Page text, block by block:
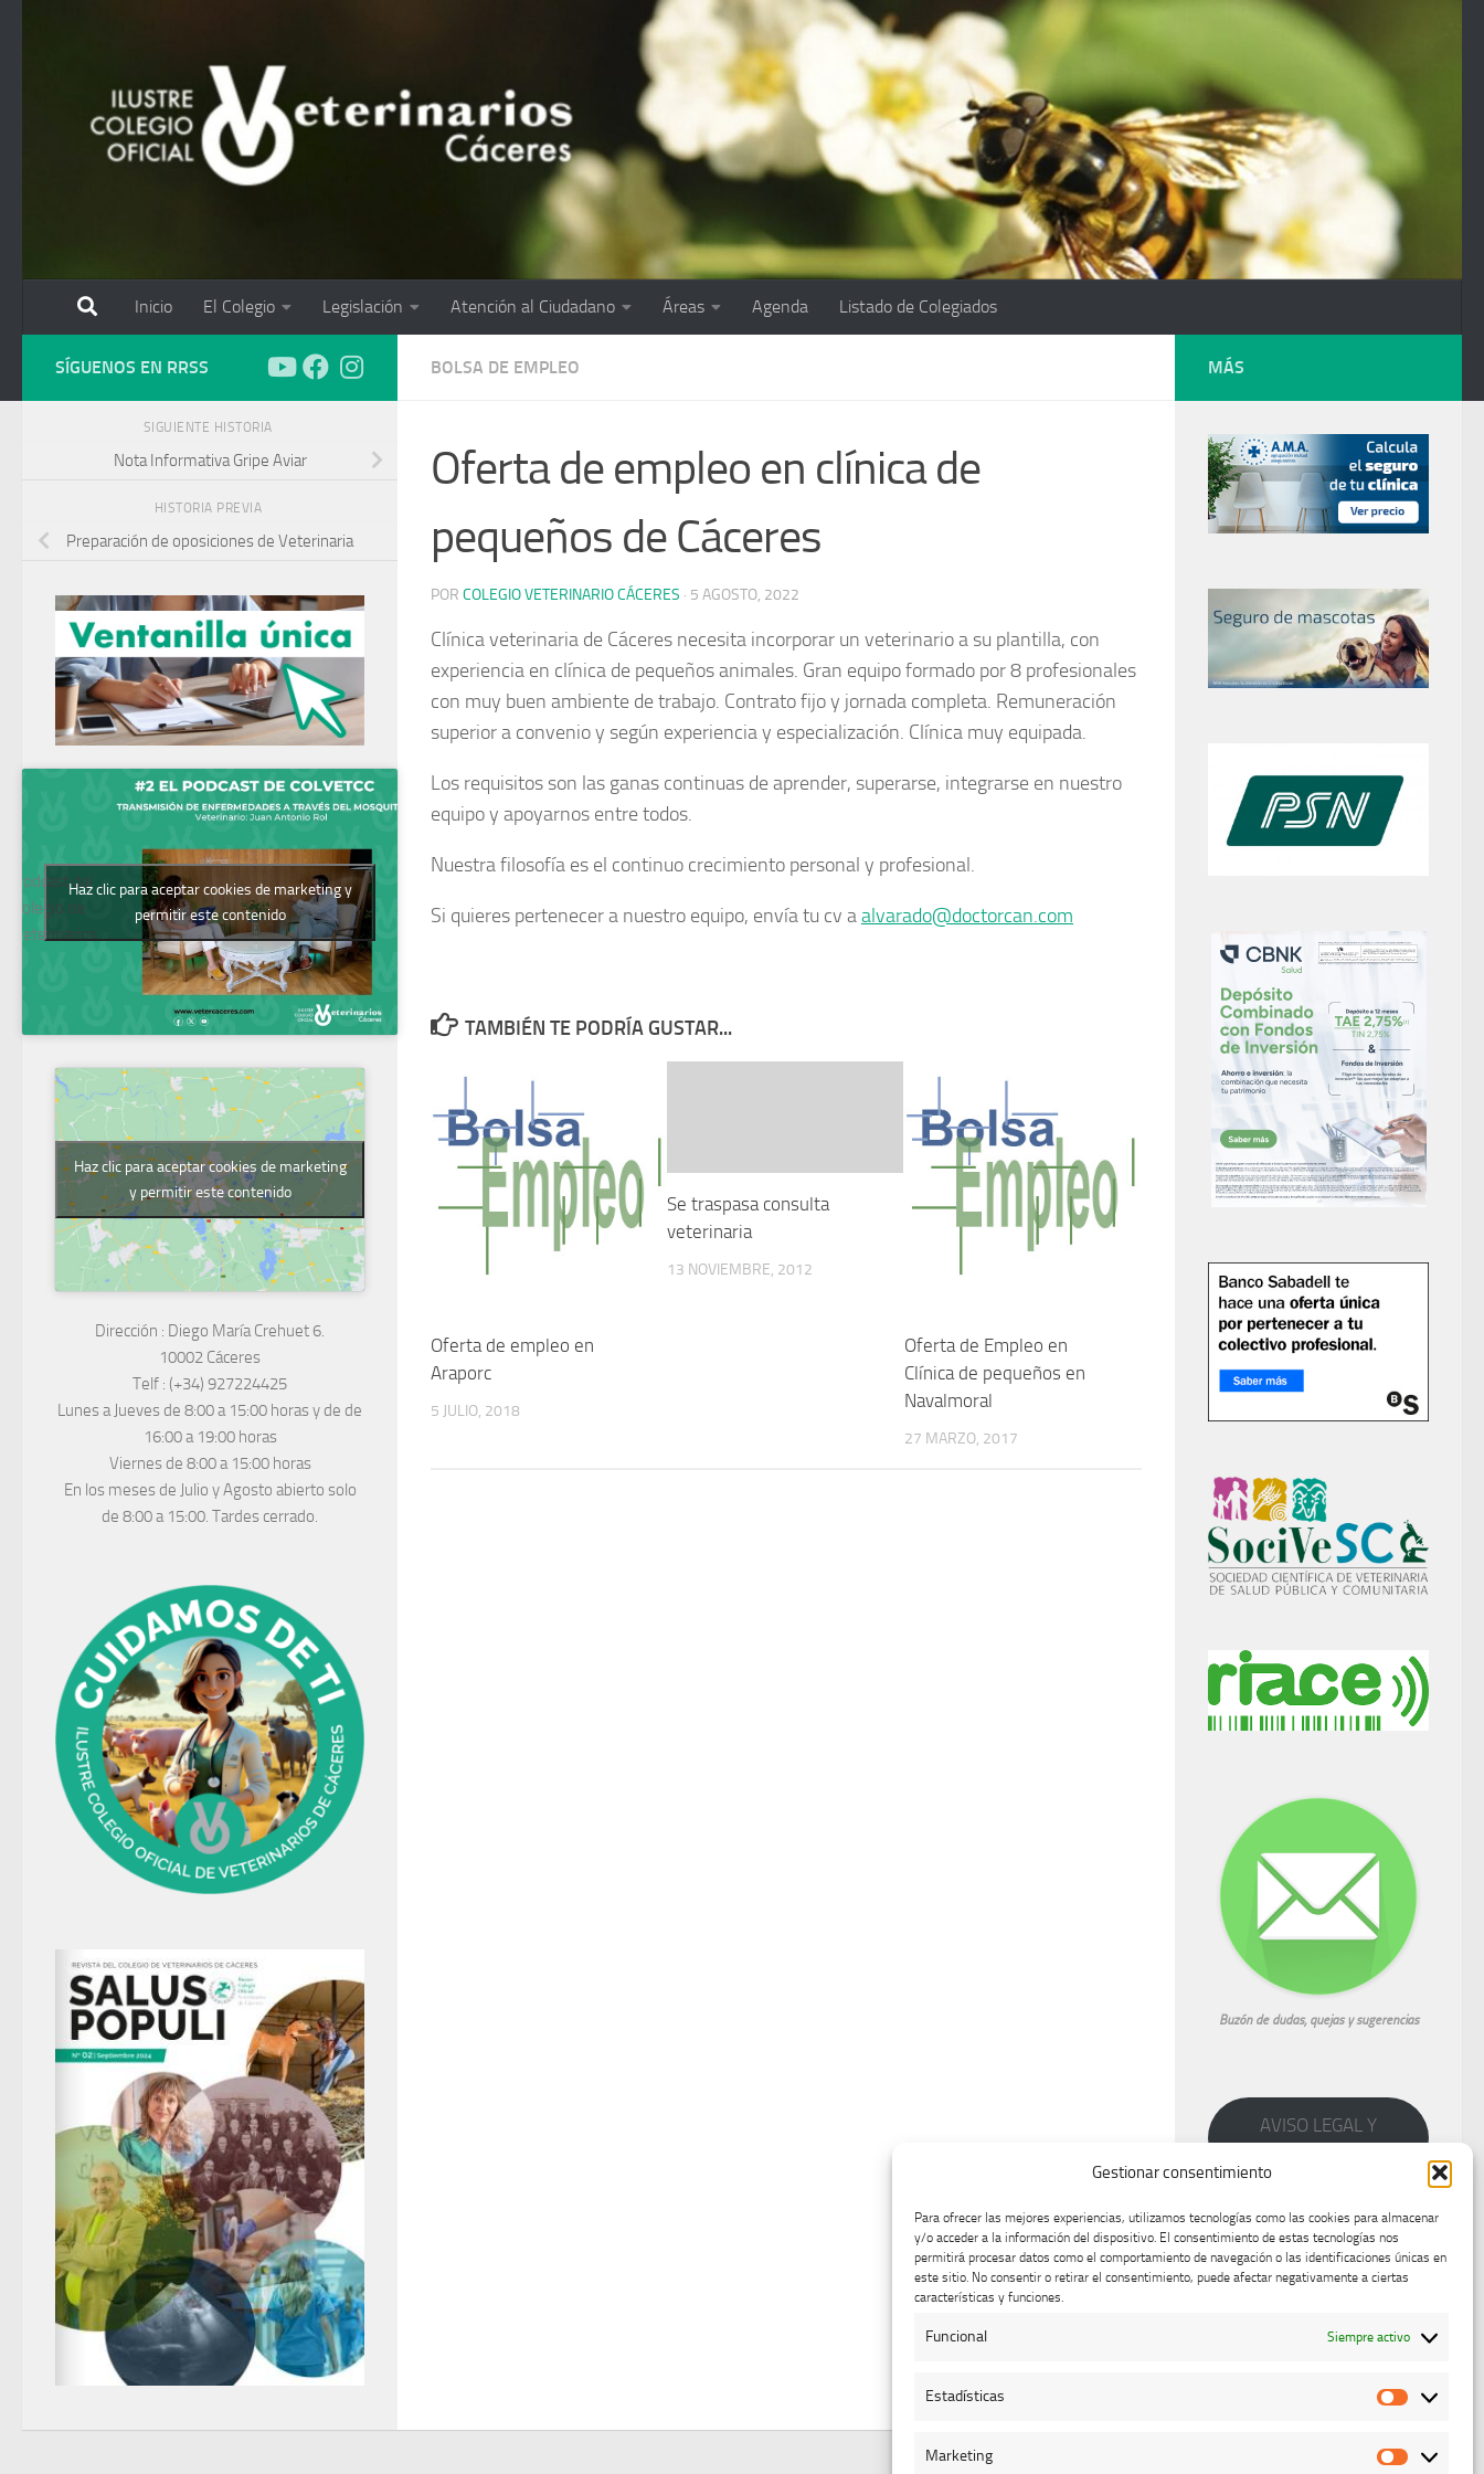
Gestionar consentimiento
Para ofrecer las mejores experiencias, utilizamos tecnologías como las cookies para almacenar
y/o acceder a la información del dispositivo. El consentimiento de estas tecnologías nos
permitirá procesar datos como el comportamiento de navegación o las identificaciones únicas en
este sitio. No consentir o retirar el consentimiento, puede afectar negativamente a ciertas
características y funciones.
Funcional Siempre activo
Estadísticas
Marketing
Marketing
Inicio El Colegio Legislación Atención al Ciudadano Áreas Agenda Listado de Colegiados
BOLSA DE EMPLEO
Oferta de empleo en clínica de
pequeños de Cáceres
POR COLEGIO VETERINARIO CÁCERES · 5 AGOSTO, 2022
Clínica veterinaria de Cáceres necesita incorporar un veterinario a su plantilla, con
experiencia en clínica de pequeños animales. Gran equipo formado por 8 profesionales
con muy buen ambiente de trabajo. Contrato fijo y jornada completa. Remuneración
superior a convenio y según experiencia y especialización. Clínica muy equipada.
Los requisitos son las ganas continuas de aprender, superarse, integrarse en nuestro
equipo y apoyarnos entre todos.
Nuestra filosofía es el continuo crecimiento personal y profesional.
Si quieres pertenecer a nuestro equipo, envía tu cv aalvarado@doctorcan.com
TAMBIÉN TE PODRÍA GUSTAR...
Oferta de empleo en
Araporc
5 JULIO, 2018
Se traspasa consulta
veterinaria
13 NOVIEMBRE, 2012
Oferta de Empleo en
Clínica de pequeños en
Navalmoral
27 MARZO, 2017
SÍGUENOS EN RRSS
SIGUIENTE HISTORIA
Nota Informativa Gripe Aviar
HISTORIA PREVIA
Preparación de oposiciones de Veterinaria
Podcast del
Colegio de
Veterinarios
Haz clic para aceptar cookies de marketing y
permitir este contenido
Haz clic para aceptar cookies de marketing
y permitir este contenido
Dirección : Diego María Crehuet 6.
10002 Cáceres
Telf : (+34) 927224425
Lunes a Jueves de 8:00 a 15:00 horas y de de
16:00 a 19:00 horas
Viernes de 8:00 a 15:00 horas
En los meses de Julio y Agosto abierto solo
de 8:00 a 15:00. Tardes cerrado.
MÁS
Buzón de dudas, quejas y sugerencias
AVISO LEGAL Y